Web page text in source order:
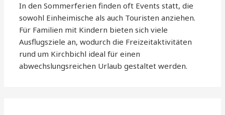
In den Sommerferien finden oft Events statt, die
sowohl Einheimische als auch Touristen anziehen.
Für Familien mit Kindern bieten sich viele
Ausflugsziele an, wodurch die Freizeitaktivitäten
rund um Kirchbichl ideal für einen
abwechslungsreichen Urlaub gestaltet werden.